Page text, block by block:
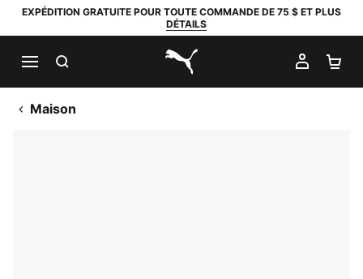
EXPÉDITION GRATUITE POUR TOUTE COMMANDE DE 75 $ ET PLUS
DÉTAILS
PUMA.com
MON
Maison